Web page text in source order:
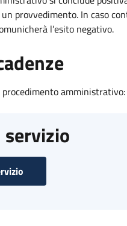
un provvedimento. In caso
l’esito negativo.
servizio